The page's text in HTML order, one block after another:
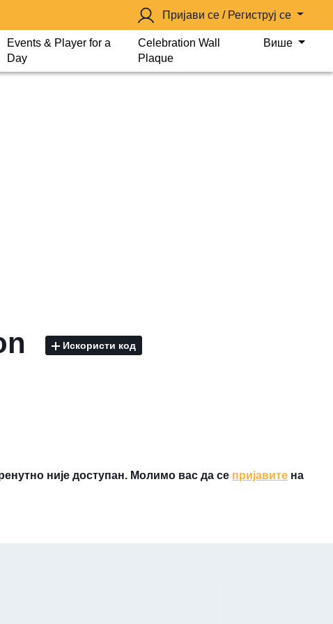
Пријави се / Региструј се
Events & Player for a
Day
Celebration Wall
Plaque
Више
Искористи код
није доступан. Молимо вас да се пријавите на